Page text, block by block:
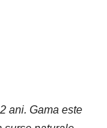
ani. Gama este